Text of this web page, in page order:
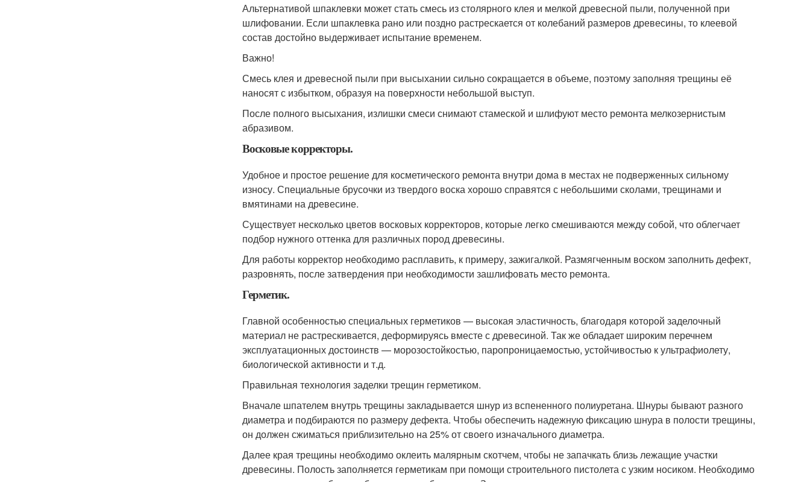
Альтернативой шпаклевки может стать смесь из столярного клея и мелкой древесной пыли, полученной при
шлифовании. Если шпаклевка рано или поздно растрескается от колебаний размеров древесины, то клеевой
состав достойно выдерживает испытание временем.
Важно!
Смесь клея и древесной пыли при высыхании сильно сокращается в объеме, поэтому заполняя трещины её
наносят с избытком, образуя на поверхности небольшой выступ.
После полного высыхания, излишки смеси снимают стамеской и шлифуют место ремонта мелкозернистым
абразивом.
Восковые корректоры.
Удобное и простое решение для косметического ремонта внутри дома в местах не подверженных сильному
износу. Специальные брусочки из твердого воска хорошо справятся с небольшими сколами, трещинами и
вмятинами на древесине.
Существует несколько цветов восковых корректоров, которые легко смешиваются между собой, что облегчает
подбор нужного оттенка для различных пород древесины.
Для работы корректор необходимо расплавить, к примеру, зажигалкой. Размягченным воском заполнить дефект,
разровнять, после затвердения при необходимости зашлифовать место ремонта.
Герметик.
Главной особенностью специальных герметиков — высокая эластичность, благодаря которой заделочный
материал не растрескивается, деформируясь вместе с древесиной. Так же обладает широким перечнем
эксплуатационных достоинств — морозостойкостью, паропроницаемостью, устойчивостью к ультрафиолету,
биологической активности и т.д.
Правильная технология заделки трещин герметиком.
Вначале шпателем внутрь трещины закладывается шнур из вспененного полиуретана. Шнуры бывают разного
диаметра и подбираются по размеру дефекта. Чтобы обеспечить надежную фиксацию шнура в полости трещины,
он должен сжиматься приблизительно на 25% от своего изначального диаметра.
Далее края трещины необходимо оклеить малярным скотчем, чтобы не запачкать близь лежащие участки
древесины. Полость заполняется герметикам при помощи строительного пистолета с узким носиком. Необходимо